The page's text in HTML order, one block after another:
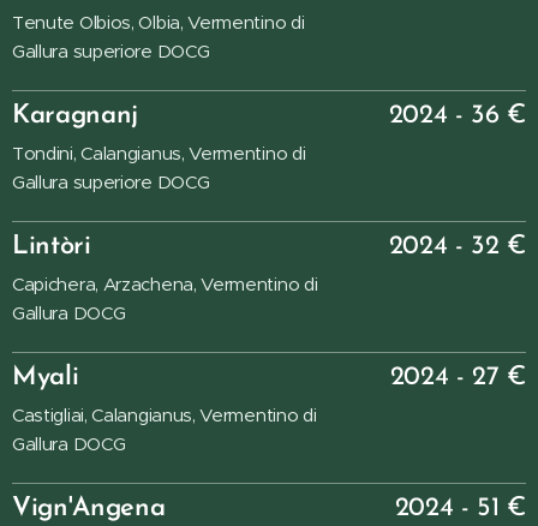
Tenute Olbios, Olbia, Vermentino di
Gallura superiore DOCG
Karagnanj
Tondini, Calangianus, Vermentino di
Gallura superiore DOCG
2024 - 36 €
Lintòri
Capichera, Arzachena, Vermentino di
Gallura DOCG
2024 - 32 €
Myali
Castigliai, Calangianus, Vermentino di
Gallura DOCG
2024 - 27 €
Vign'Angena 2024 - 51 €